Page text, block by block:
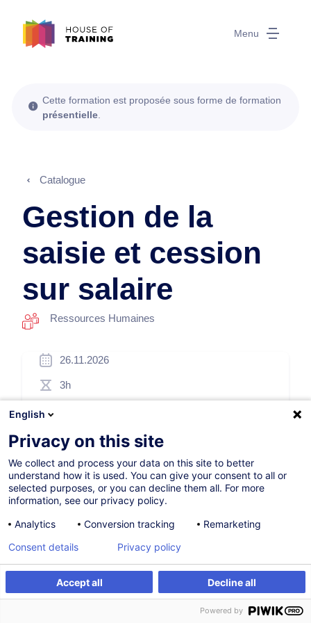
Menu
S'inscrire Formation sur mesure
Cette formation est proposée sous forme de formation
présentielle
Catalogue
Gestion de la
saisie et cession
sur salaire
Ressources Humaines
26.11.2026
3h
Cours du jour
French / Français
001524
S'inscrire
Formation sur mesure
English
Privacy on this site
We collect and process your data on this site to better
understand how it is used. You can give your consent to all or
selected purposes, or you can decline them all. For more
information, see our privacy policy.
Analytics
Conversion tracking Remarketing
Accept all Decline all
Consent details Privacy policy
Powered by